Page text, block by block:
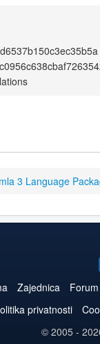
3 Language
Zajednica Forum
privatnosti
© 2005 -